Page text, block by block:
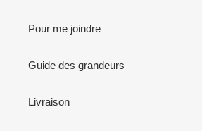
Pour me joindre
Guide des grandeurs
Livraison